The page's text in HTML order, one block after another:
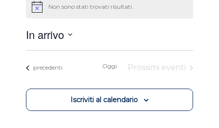
AvvisoNon sono stati trovati risultati.
In arrivo
data.Eventi
precedenti Oggi Prossimi eventi
Iscriviti al calendario